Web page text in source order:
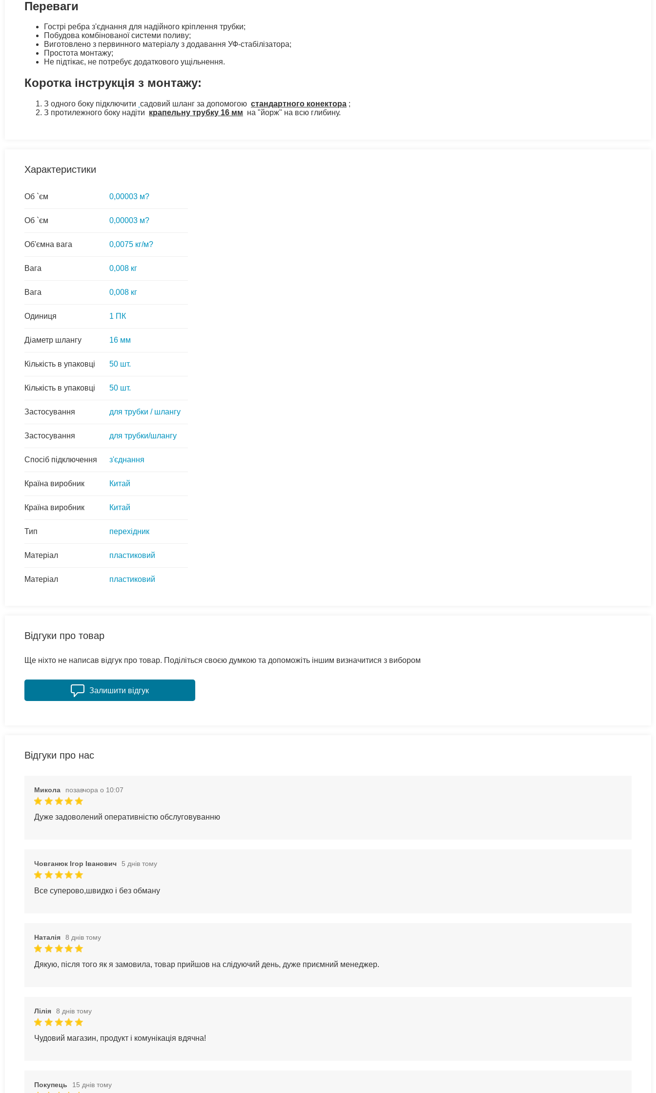
Переваги
Гострі ребра з'єднання для надійного кріплення трубки;
Побудова комбінованої системи поливу;
Виготовлено з первинного матеріалу з додавання УФ-стабілізатора;
Простота монтажу;
Не підтікає, не потребує додаткового ущільнення.
Коротка інструкція з монтажу:
З одного боку підключити садовий шланг за допомогою стандартного конектора ;
З протилежного боку надіти крапельну трубку 16 мм на "йорж" на всю глибину.
Характеристики
Об `єм 0,00003 м?
Об `єм 0,00003 м?
Об'ємна вага 0,0075 кг/м?
Вага 0,008 кг
Вага 0,008 кг
Одиниця 1 ПК
Діаметр шлангу 16 мм
Кількість в упаковці 50 шт.
Кількість в упаковці 50 шт.
Застосування для трубки / шлангу
Застосування для трубки/шлангу
Спосіб підключення з'єднання
Країна виробник Китай
Країна виробник Китай
Тип перехідник
Матеріал пластиковий
Матеріал пластиковий
Відгуки про товар
Ще ніхто не написав відгук про товар. Поділіться своєю думкою та допоможіть іншим визначитися з вибором
Залишити відгук
Відгуки про нас
Микола позавчора о 10:07
Дуже задоволений оперативністю обслуговуванню
Човганюк Ігор Іванович 5 днів тому
Все суперово,швидко і без обману
Наталія 8 днів тому
Дякую, після того як я замовила, товар прийшов на слідуючий день, дуже приємний менеджер.
Лілія 8 днів тому
Чудовий магазин, продукт і комунікація вдячна!
Покупець 15 днів тому